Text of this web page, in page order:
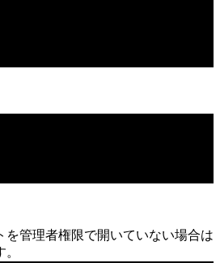
を管理者権限で開いていない場合は